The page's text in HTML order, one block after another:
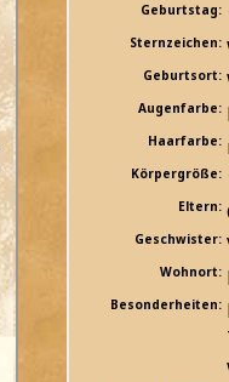
Geburtstag:
Sternzeichen:
Geburtsort:
Augenfarbe:
Haarfarbe:
Körpergröße:
Eltern:
Geschwister:
Wohnort:
Besonderheiten: